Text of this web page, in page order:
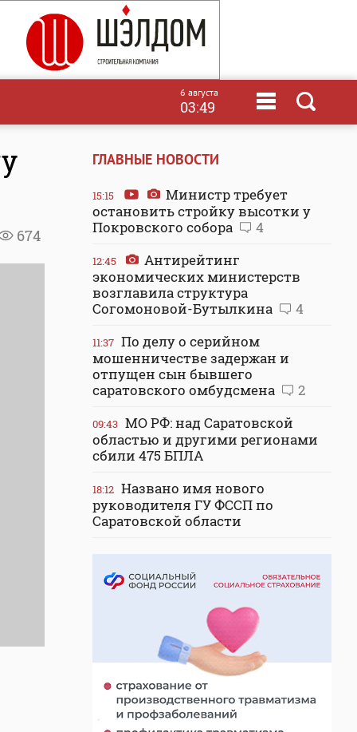
6 августа
03:49
674
ГЛАВНЫЕ НОВОСТИ
15:15
Министр требует
остановить стройку высотки у
Покровского собора
4
12:45
Антирейтинг
экономических министерств
возглавила структура
Согомоновой-Бутылкина
4
11:37 По делу о серийном
мошенничестве задержан и
отпущен сын бывшего
саратовского омбудсмена
2
09:43 МО РФ: над Саратовской
областью и другими регионами
сбили 475 БПЛА
18:12 Названо имя нового
руководителя ГУ ФССП по
Саратовской области